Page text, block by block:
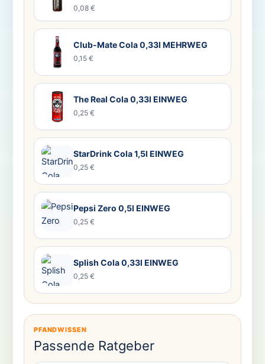
0,08 €
Club-Mate Cola 0,33l MEHRWEG
0,15 €
The Real Cola 0,33l EINWEG
0,25 €
StarDrink Cola 1,5l EINWEG
0,25 €
Pepsi Zero 0,5l EINWEG
0,25 €
Splish Cola 0,33l EINWEG
0,25 €
PFANDWISSEN
Passende Ratgeber